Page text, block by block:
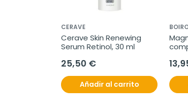
CERAVE
Cerave Skin Renewing
Serum Retinol, 30 ml
25,50 €
Añadir al carrito